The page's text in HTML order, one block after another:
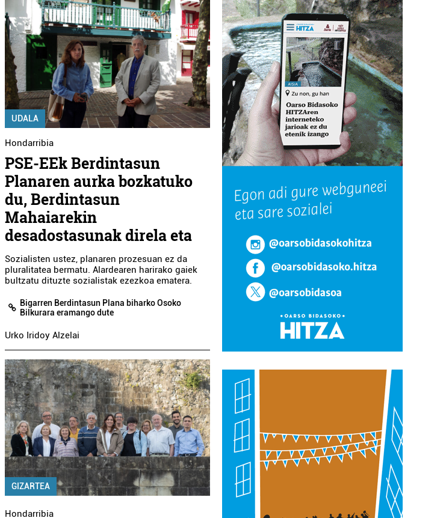
UDALA
Hondarribia
PSE-EEk Berdintasun
Planaren aurka bozkatuko
du, Berdintasun
Mahaiarekin
desadostasunak direla eta
Sozialisten ustez, planaren prozesuan ez da
pluralitatea bermatu. Alardearen harirako gaiek
bultzatu dituzte sozialistak ezezkoa ematera.
Bigarren Berdintasun Plana biharko Osoko
Bilkurara eramango dute
Urko Iridoy Alzelai
GIZARTEA
Hondarribia